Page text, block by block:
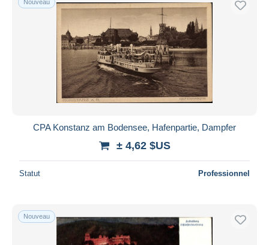
Nouveau
CPA Konstanz am Bodensee, Hafenpartie, Dampfer
± 4,62 $US
Statut Professionnel
Nouveau